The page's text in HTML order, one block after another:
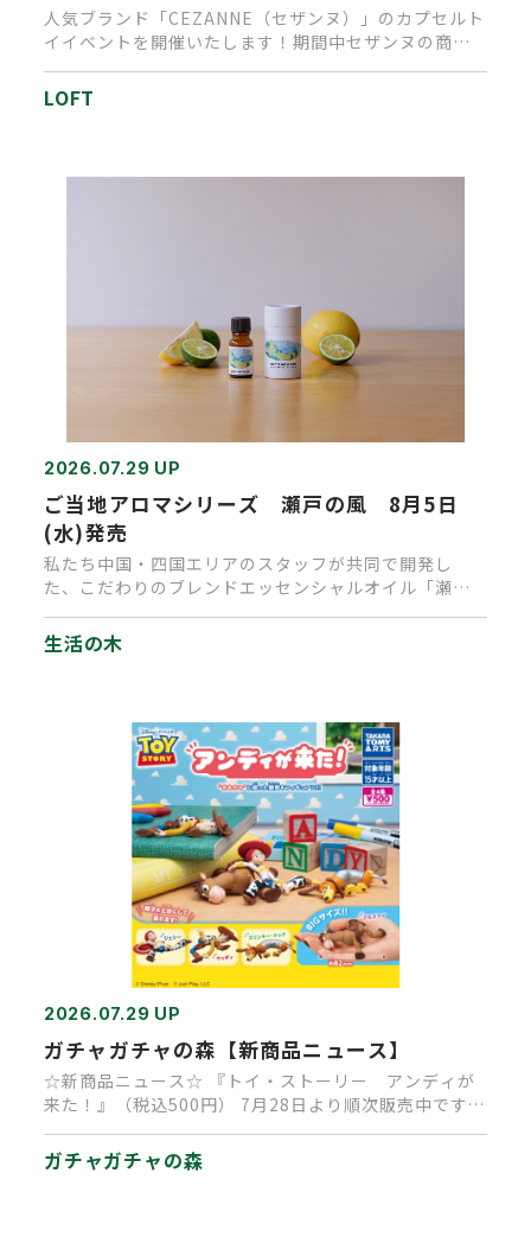
人気ブランド「CEZANNE（セザンヌ）」のカプセルト
イイベントを開催いたします！期間中セザンヌの商品
を、１会計税込1,…
LOFT
2026.07.29 UP
ご当地アロマシリーズ 瀬戸の風 8月5日
(水)発売
私たち中国・四国エリアのスタッフが共同で開発し
た、こだわりのブレンドエッセンシャルオイル「瀬戸
の風」が完成しました。 主…
生活の木
2026.07.29 UP
ガチャガチャの森【新商品ニュース】
☆新商品ニュース☆ 『トイ・ストーリー アンディが
来た！』（税込500円） 7月28日より順次販売中です
（再販商品です）…
ガチャガチャの森